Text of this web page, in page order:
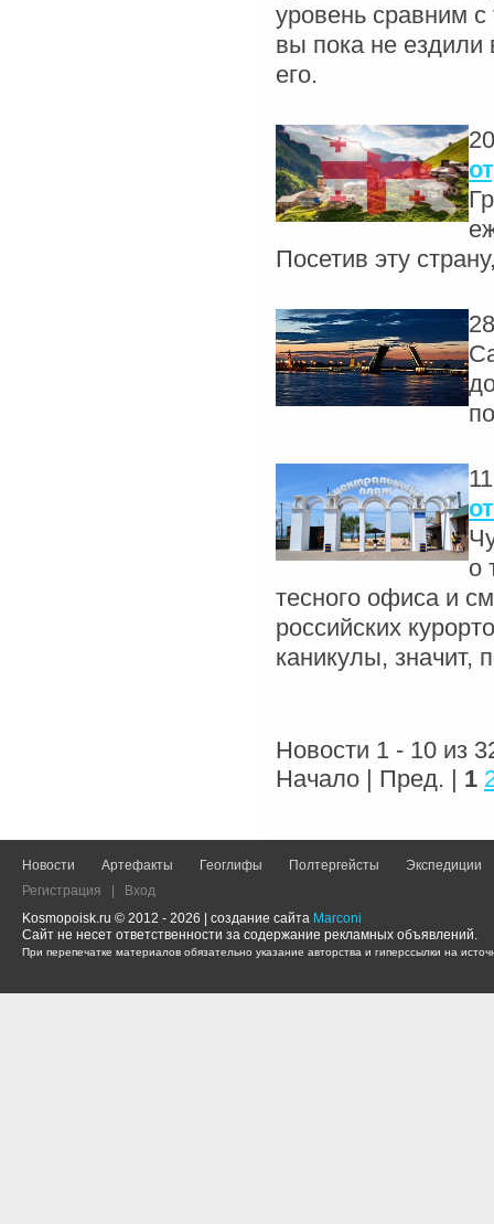
уровень сравним
вы пока не ездили
его.
Посетив эту
о
тесного офиса и
российских
каникулы, значит,
Новости 1 - 10 из
Начало | Пред. | 1
Новости Артефакты Геоглифы Полтергейсты
Экспедиции
Регистрация
Вход
Kosmopoisk.ru © 2012 - 2026 | создание сайта Marconi
Сайт не несет ответственности за содержание рекламных объявлений.
При перепечатке материалов обязательно указание авторства и гиперссылки на